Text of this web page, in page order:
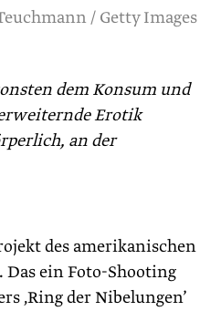
/ Getty Images
dem Konsum und
Erotik
an der
des amerikanischen
ein Foto-Shooting
‚Ring der Nibelungen’